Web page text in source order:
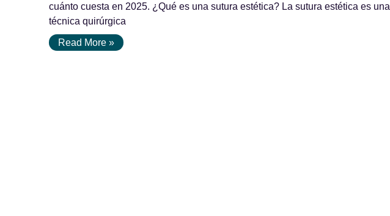
cuánto cuesta en 2025. ¿Qué es una sutura estética? La sutura estética es una
técnica quirúrgica
Read More »